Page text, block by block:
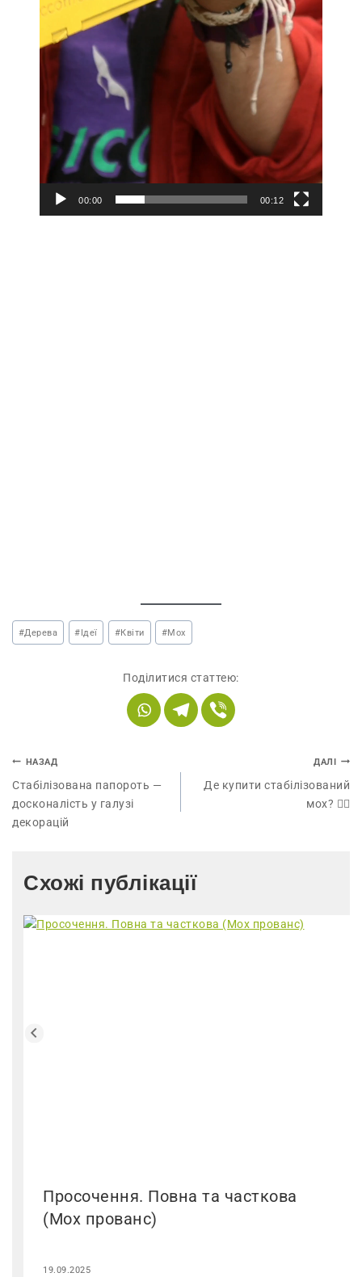
00:00 00:12
#Дерева #Ідеї #Квіти #Мох
Поділитися статтею:
НАЗАД
Стабілізована папороть —
досконалість у галузі
декорацій
ДАЛІ
Де купити стабілізований
мох? 🤷‍♂️
Схожі публікації
Просочення. Повна та часткова
(Мох прованс)
19.09.2025